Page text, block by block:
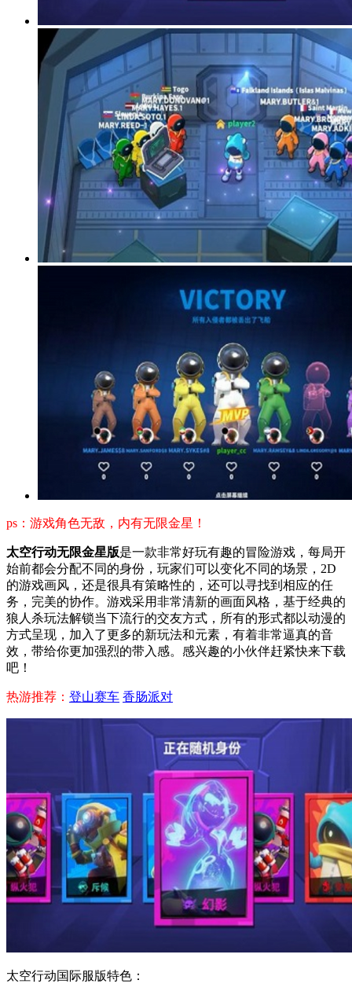
ps：游戏角色无敌，内有无限金星！
太空行动无限金星版是一款非常好玩有趣的冒险游戏，每局开
始前都会分配不同的身份，玩家们可以变化不同的场景，2D
的游戏画风，还是很具有策略性的，还可以寻找到相应的任
务，完美的协作。游戏采用非常清新的画面风格，基于经典的
狼人杀玩法解锁当下流行的交友方式，所有的形式都以动漫的
方式呈现，加入了更多的新玩法和元素，有着非常逼真的音
效，带给你更加强烈的带入感。感兴趣的小伙伴赶紧快来下载
吧！
热游推荐： 登山赛车 香肠派对
太空行动国际服版特色：